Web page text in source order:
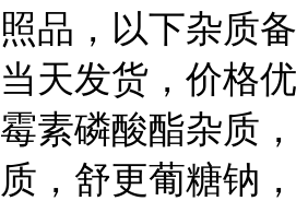
照品，以下杂质
当天发货，价格
霉素磷酸酯杂质
质，舒更葡糖钠